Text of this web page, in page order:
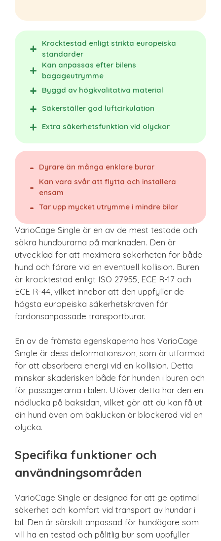
Krocktestad enligt strikta europeiska
standarder
Kan anpassas efter bilens
bagageutrymme
Byggd av högkvalitativa material
Säkerställer god luftcirkulation
Extra säkerhetsfunktion vid olyckor
Dyrare än många enklare burar
Kan vara svår att flytta och installera
ensam
Tar upp mycket utrymme i mindre bilar
VarioCage Single är en av de mest testade och
säkra hundburarna på marknaden. Den är
utvecklad för att maximera säkerheten för både
hund och förare vid en eventuell kollision. Buren
är krocktestad enligt ISO 27955, ECE R-17 och
ECE R-44, vilket innebär att den uppfyller de
högsta europeiska säkerhetskraven för
fordonsanpassade transportburar.
En av de främsta egenskaperna hos VarioCage
Single är dess deformationszon, som är utformad
för att absorbera energi vid en kollision. Detta
minskar skaderisken både för hunden i buren och
för passagerarna i bilen. Utöver detta har den en
nödlucka på baksidan, vilket gör att du kan få ut
din hund även om bakluckan är blockerad vid en
olycka.
Specifika funktioner och
användningsområden
VarioCage Single är designad för att ge optimal
säkerhet och komfort vid transport av hundar i
bil. Den är särskilt anpassad för hundägare som
vill ha en testad och pålitlig bur som uppfyller